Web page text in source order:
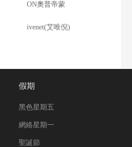
ON奧普帝蒙
ivenet(艾唯倪)
假期
黑色星期五
網絡星期一
聖誕節